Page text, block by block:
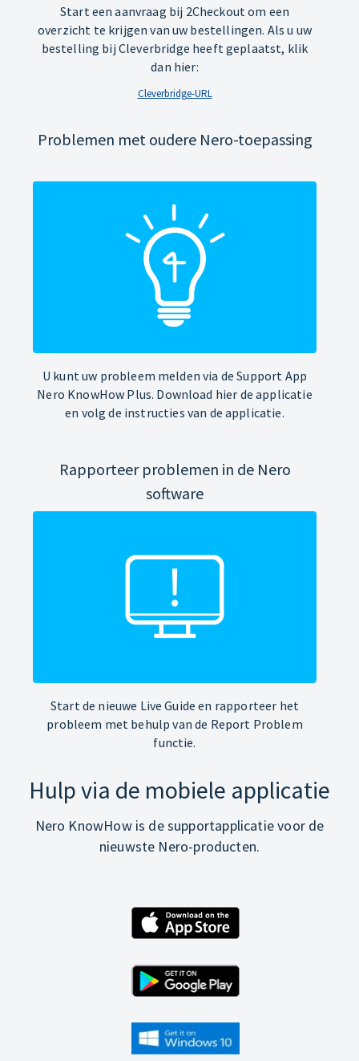
Start een aanvraag bij 2Checkout om een
overzicht te krijgen van uw bestellingen. Als u uw
bestelling bij Cleverbridge heeft geplaatst, klik
dan hier:
Cleverbridge-URL
Problemen met oudere Nero-toepassing
U kunt uw probleem melden via de Support App
Nero KnowHow Plus. Download hier de applicatie
en volg de instructies van de applicatie.
Rapporteer problemen in de Nero
software
Start de nieuwe Live Guide en rapporteer het
probleem met behulp van de Report Problem
functie.
Hulp via de mobiele applicatie
Nero KnowHow is de supportapplicatie voor de
nieuwste Nero-producten.